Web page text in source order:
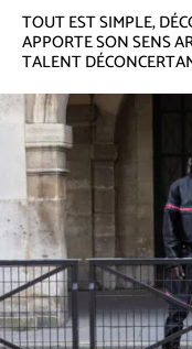
TOUT EST SIMPLE,
APPORTE SON SENS
TALENT